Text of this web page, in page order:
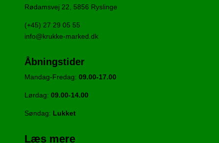
Rødamsvej 22, 5856 Ryslinge
(+45) 27 29 05 55
info@krukke-marked.dk
Åbningstider
Mandag-Fredag: 09.00-17.00
Lørdag: 09.00-14.00
Søndag: Lukket
Læs mere